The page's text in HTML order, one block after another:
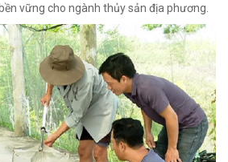
vững cho ngành thủy sản địa phương.